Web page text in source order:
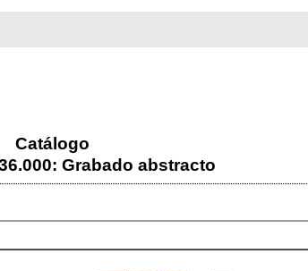
Catálogo
Grabado abstracto